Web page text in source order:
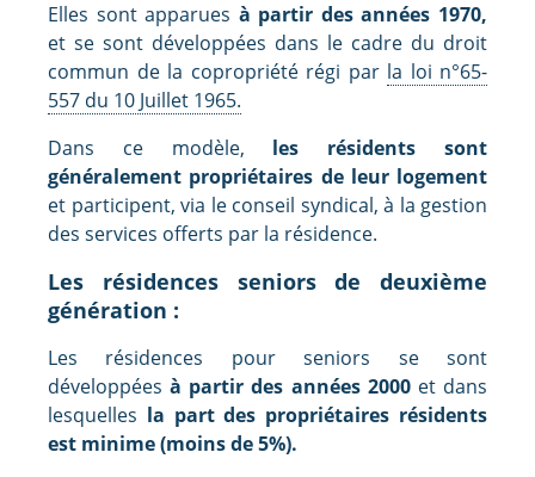
Elles sont apparues à partir des années 1970,
et se sont développées dans le cadre du droit
commun de la copropriété régi par la loi n°65-
557 du 10 Juillet 1965.
Dans ce modèle, les résidents sont
généralement propriétaires de leur logement
et participent, via le conseil syndical, à la gestion
des services offerts par la résidence.
Les résidences seniors de deuxième
génération :
Les résidences pour seniors se sont
développées à partir des années 2000et dans
lesquelles la part des propriétaires résidents
est minime (moins de 5%).